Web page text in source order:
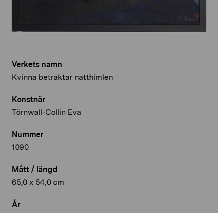
Verkets namn
Kvinna betraktar natthimlen
Konstnär
Törnwall-Collin Eva
Nummer
1090
Mått / längd
65,0 x 54,0 cm
År